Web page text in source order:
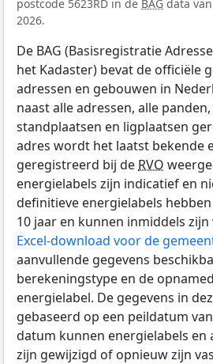
postcode 5623RD in de BAG data
2026.
De BAG (Basisregistratie
het Kadaster) bevat de officiële
adressen en gebouwen in
naast alle adressen, alle
standplaatsen en ligplaatsen
adres wordt het laatst bekende
geregistreerd bij de RVO
energielabels zijn indicatief en
definitieve energielabels
10 jaar en kunnen inmiddels
Excel-download voor de
aanvullende gegevens
berekeningstype en de
energielabel. De gegevens in
gebaseerd op een peildatum
datum kunnen energielabels en
zijn gewijzigd of opnieuw zijn